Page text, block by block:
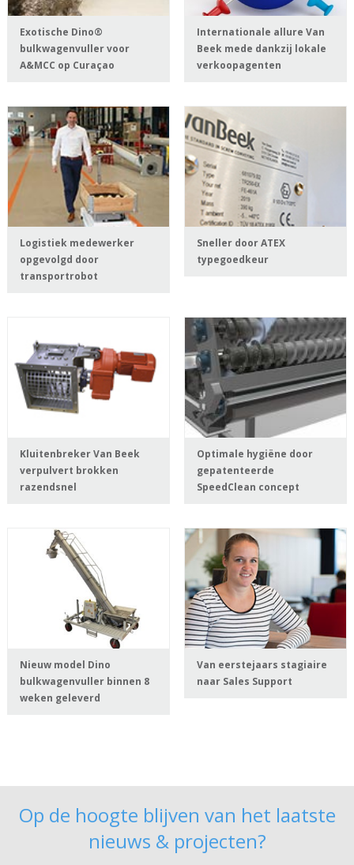
Exotische Dino®
bulkwagenvuller voor
A&MCC op Curaçao
Internationale allure Van
Beek mede dankzij lokale
verkoopagenten
Logistiek medewerker
opgevolgd door
transportrobot
Sneller door ATEX
typegoedkeur
Kluitenbreker Van Beek
verpulvert brokken
razendsnel
Optimale hygiëne door
gepatenteerde
SpeedClean concept
Nieuw model Dino
bulkwagenvuller binnen 8
weken geleverd
Van eerstejaars stagiaire
naar Sales Support
Op de hoogte blijven van het laatste
nieuws & projecten?